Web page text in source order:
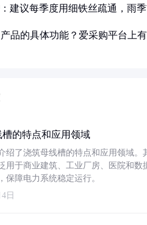
：建议每季度用细铁丝疏通，雨
品的具体功能？爱采购平台上
槽的特点和应用领域
绍了浇筑母线槽的特点和应用领域
用于商业建筑、工业厂房、医院和
保障电力系统稳定运行。
日